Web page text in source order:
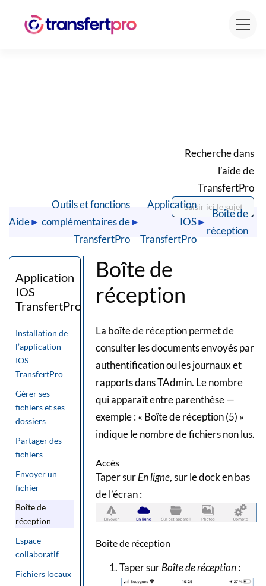
Recherche dans
l’aide de
TransfertPro
Aide►
Outils et fonctions
complémentaires de
TransfertPro
►
Application
IOS
TransfertPro
►
Boîte de
réception
Application
IOS
TransfertPro
Installation de
l’application
IOS
TransfertPro
Gérer ses
fichiers et ses
dossiers
Partager des
fichiers
Envoyer un
fichier
Boîte de
réception
Espace
collaboratif
Fichiers locaux
Boîte de
réception
La boîte de réception permet de
consulter les documents envoyés par
authentification ou les journaux et
rapports dans TAdmin. Le nombre
qui apparaît entre parenthèse —
exemple : « Boîte de réception (5) »
indique le nombre de fichiers non lus.
Accès
Taper surEn ligne, sur le dock en bas
de l’écran :
Boîte de réception
Taper surBoîte de réception: